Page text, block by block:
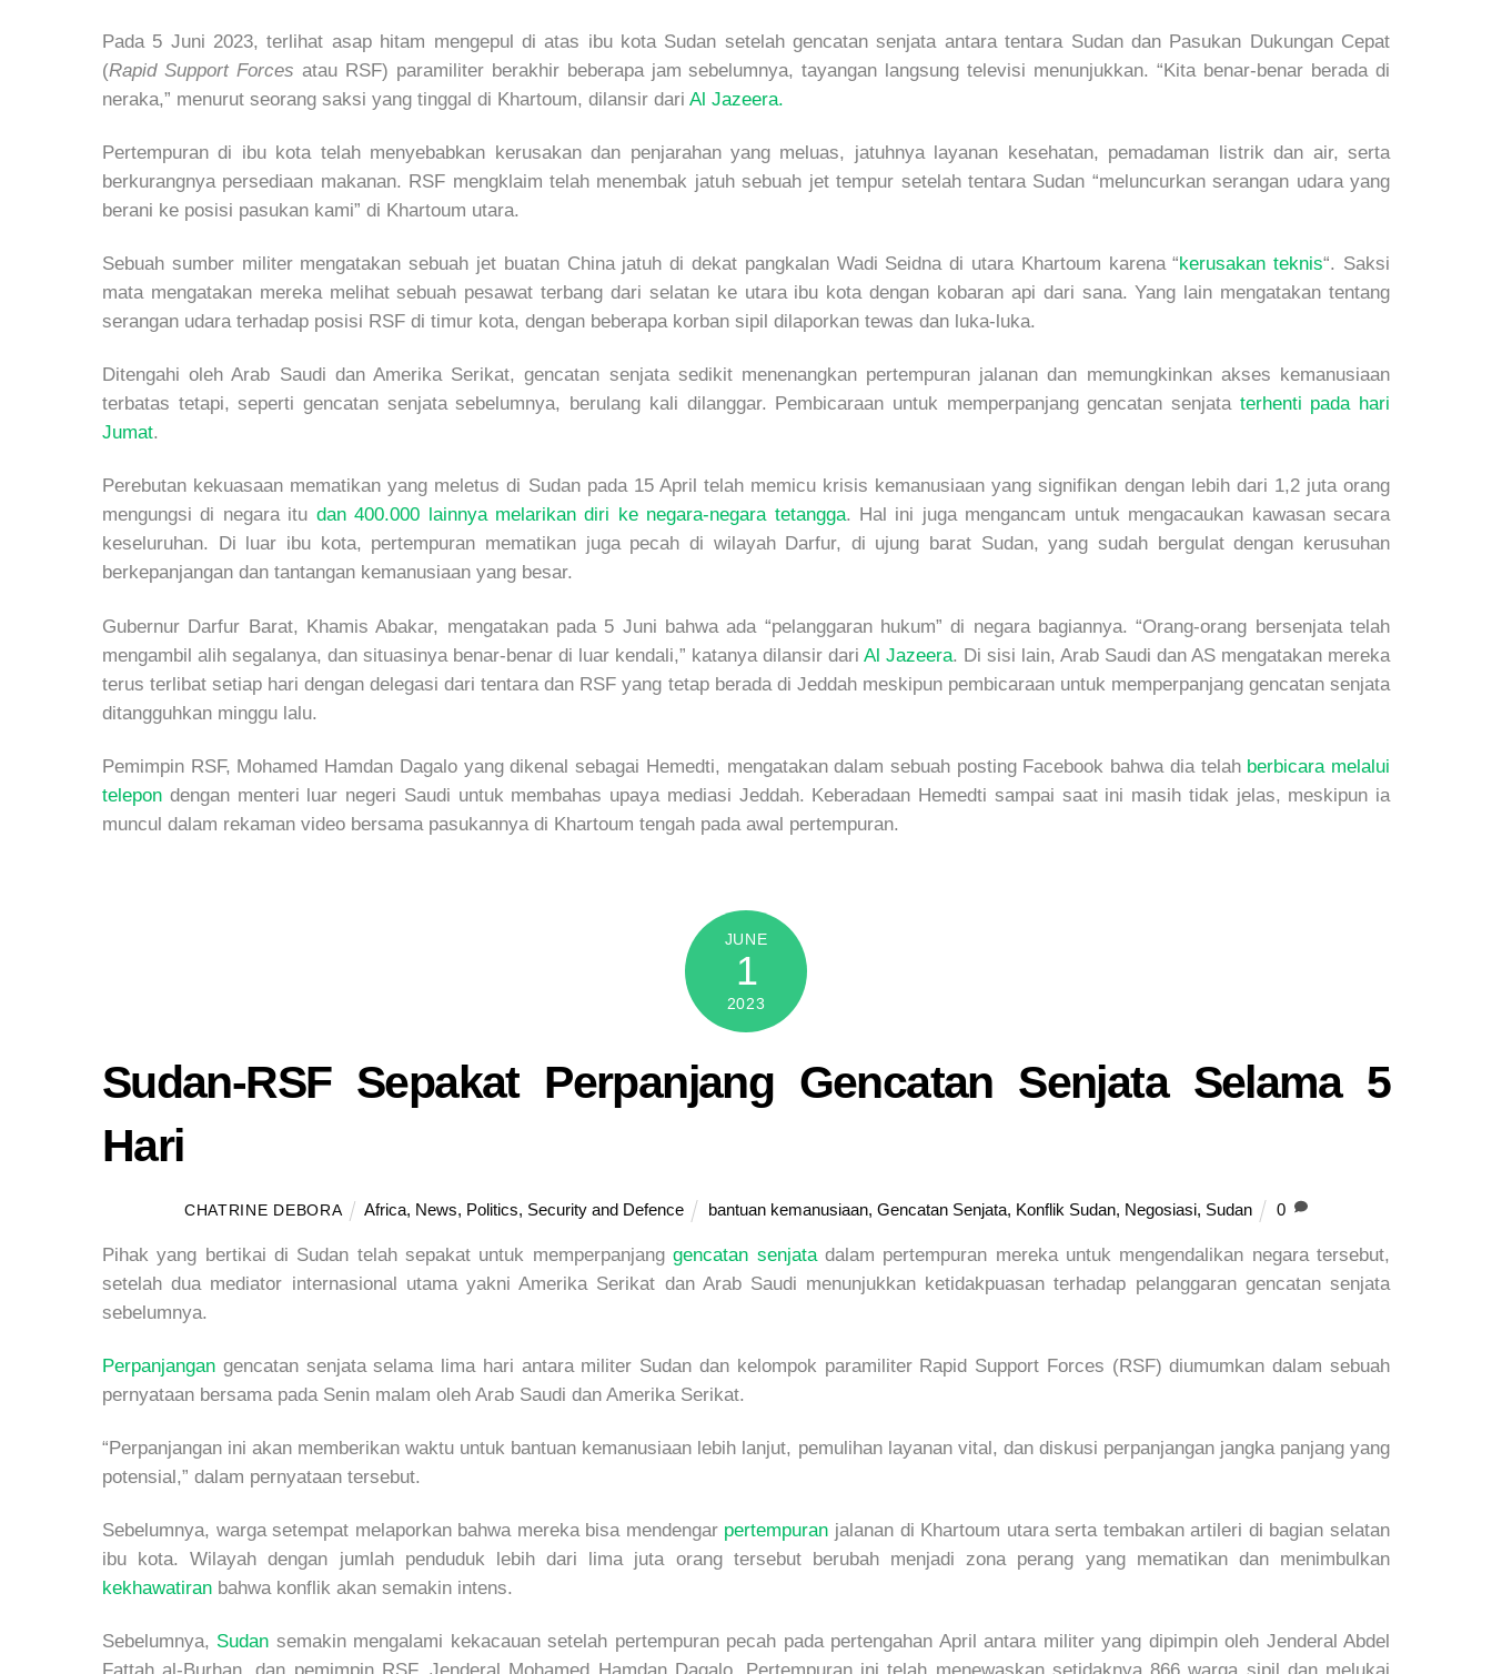
Pada 5 Juni 2023, terlihat asap hitam mengepul di atas ibu kota Sudan setelah gencatan senjata antara tentara Sudan dan Pasukan Dukungan Cepat
(Rapid Support Forces atau RSF) paramiliter berakhir beberapa jam sebelumnya, tayangan langsung televisi menunjukkan. “Kita benar-benar berada di
neraka,” menurut seorang saksi yang tinggal di Khartoum, dilansir dari Al Jazeera.
Pertempuran di ibu kota telah menyebabkan kerusakan dan penjarahan yang meluas, jatuhnya layanan kesehatan, pemadaman listrik dan air, serta
berkurangnya persediaan makanan. RSF mengklaim telah menembak jatuh sebuah jet tempur setelah tentara Sudan “meluncurkan serangan udara yang
berani ke posisi pasukan kami” di Khartoum utara.
Sebuah sumber militer mengatakan sebuah jet buatan China jatuh di dekat pangkalan Wadi Seidna di utara Khartoum karena “kerusakan teknis“. Saksi
mata mengatakan mereka melihat sebuah pesawat terbang dari selatan ke utara ibu kota dengan kobaran api dari sana. Yang lain mengatakan tentang
serangan udara terhadap posisi RSF di timur kota, dengan beberapa korban sipil dilaporkan tewas dan luka-luka.
Ditengahi oleh Arab Saudi dan Amerika Serikat, gencatan senjata sedikit menenangkan pertempuran jalanan dan memungkinkan akses kemanusiaan
terbatas tetapi, seperti gencatan senjata sebelumnya, berulang kali dilanggar. Pembicaraan untuk memperpanjang gencatan senjata terhenti pada hari
Jumat.
Perebutan kekuasaan mematikan yang meletus di Sudan pada 15 April telah memicu krisis kemanusiaan yang signifikan dengan lebih dari 1,2 juta orang
mengungsi di negara itu dan 400.000 lainnya melarikan diri ke negara-negara tetangga. Hal ini juga mengancam untuk mengacaukan kawasan secara
keseluruhan. Di luar ibu kota, pertempuran mematikan juga pecah di wilayah Darfur, di ujung barat Sudan, yang sudah bergulat dengan kerusuhan
berkepanjangan dan tantangan kemanusiaan yang besar.
Gubernur Darfur Barat, Khamis Abakar, mengatakan pada 5 Juni bahwa ada “pelanggaran hukum” di negara bagiannya. “Orang-orang bersenjata telah
mengambil alih segalanya, dan situasinya benar-benar di luar kendali,” katanya dilansir dari Al Jazeera. Di sisi lain, Arab Saudi dan AS mengatakan mereka
terus terlibat setiap hari dengan delegasi dari tentara dan RSF yang tetap berada di Jeddah meskipun pembicaraan untuk memperpanjang gencatan senjata
ditangguhkan minggu lalu.
Pemimpin RSF, Mohamed Hamdan Dagalo yang dikenal sebagai Hemedti, mengatakan dalam sebuah posting Facebook bahwa dia telah berbicara melalui
telepon dengan menteri luar negeri Saudi untuk membahas upaya mediasi Jeddah. Keberadaan Hemedti sampai saat ini masih tidak jelas, meskipun ia
muncul dalam rekaman video bersama pasukannya di Khartoum tengah pada awal pertempuran.
JUNE
1
2023
Sudan-RSF Sepakat Perpanjang Gencatan Senjata Selama 5
Hari
CHATRINE DEBORA Africa, News, Politics, Security and Defence bantuan kemanusiaan, Gencatan Senjata, Konflik Sudan, Negosiasi, Sudan 0
Pihak yang bertikai di Sudan telah sepakat untuk memperpanjanggencatan senjatadalam pertempuran mereka untuk mengendalikan negara tersebut,
setelah dua mediator internasional utama yakni Amerika Serikat dan Arab Saudi menunjukkan ketidakpuasan terhadap pelanggaran gencatan senjata
sebelumnya.
Perpanjangan gencatan senjata selama lima hari antara militer Sudan dan kelompok paramiliter Rapid Support Forces (RSF) diumumkan dalam sebuah
pernyataan bersama pada Senin malam oleh Arab Saudi dan Amerika Serikat.
“Perpanjangan ini akan memberikan waktu untuk bantuan kemanusiaan lebih lanjut, pemulihan layanan vital, dan diskusi perpanjangan jangka panjang yang
potensial,” dalam pernyataan tersebut.
Sebelumnya, warga setempat melaporkan bahwa mereka bisa mendengar pertempuran jalanan di Khartoum utara serta tembakan artileri di bagian selatan
ibu kota. Wilayah dengan jumlah penduduk lebih dari lima juta orang tersebut berubah menjadi zona perang yang mematikan dan menimbulkan
kekhawatiran bahwa konflik akan semakin intens.
Sebelumnya, Sudan semakin mengalami kekacauan setelah pertempuran pecah pada pertengahan April antara militer yang dipimpin oleh Jenderal Abdel